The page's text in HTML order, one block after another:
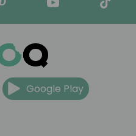
Google Play